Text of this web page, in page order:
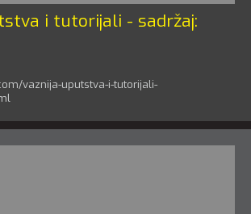
i tutorijali - sadržaj:
vaznija-uputstva-i-tutorijali-